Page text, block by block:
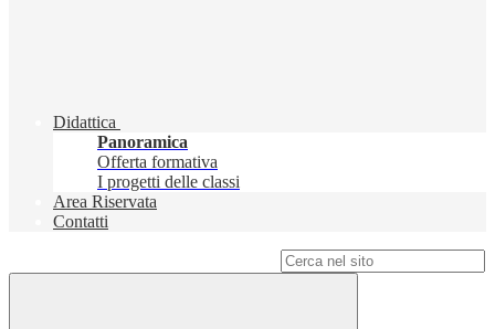
Didattica
Panoramica
Offerta formativa
I progetti delle classi
Area Riservata
Contatti